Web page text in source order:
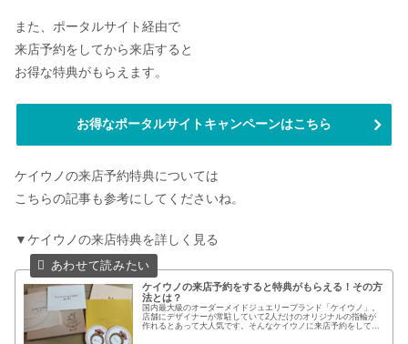
また、ポータルサイト経由で
来店予約をしてから来店すると
お得な特典がもらえます。
お得なポータルサイトキャンペーンはこちら
ケイウノの来店予約特典については
こちらの記事も参考にしてくださいね。
▼ケイウノの来店特典を詳しく見る
ケイウノの来店予約をすると特典がもらえる！その方
法とは？
国内最大級のオーダーメイドジュエリーブランド「ケイウノ」。
店舗にデザイナーが常駐していて2人だけのオリジナルの指輪が
作れるとあって大人気です。そんなケイウノに来店予約をしてか